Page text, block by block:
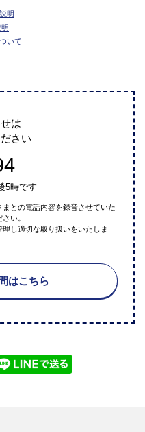
明
いて
は
さい
5時です
との電話内容を録音させていた
い。
し適切な取り扱いをいたしま
はこちら